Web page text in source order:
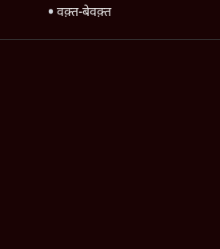
वक़्त-बेवक़्त